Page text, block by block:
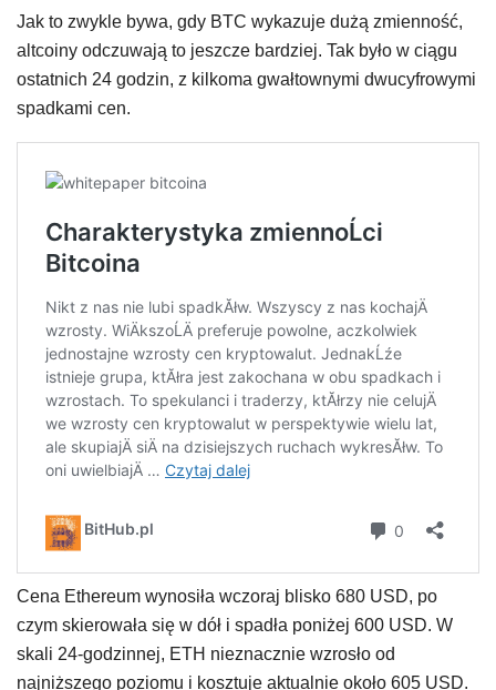
Jak to zwykle bywa, gdy BTC wykazuje dużą zmienność,
altcoiny odczuwają to jeszcze bardziej. Tak było w ciągu
ostatnich 24 godzin, z kilkoma gwałtownymi dwucyfrowymi
spadkami cen.
Cena Ethereum wynosiła wczoraj blisko 680 USD, po
czym skierowała się w dół i spadła poniżej 600 USD. W
skali 24-godzinnej, ETH nieznacznie wzrosło od
najniższego poziomu i kosztuje aktualnie około 605 USD.